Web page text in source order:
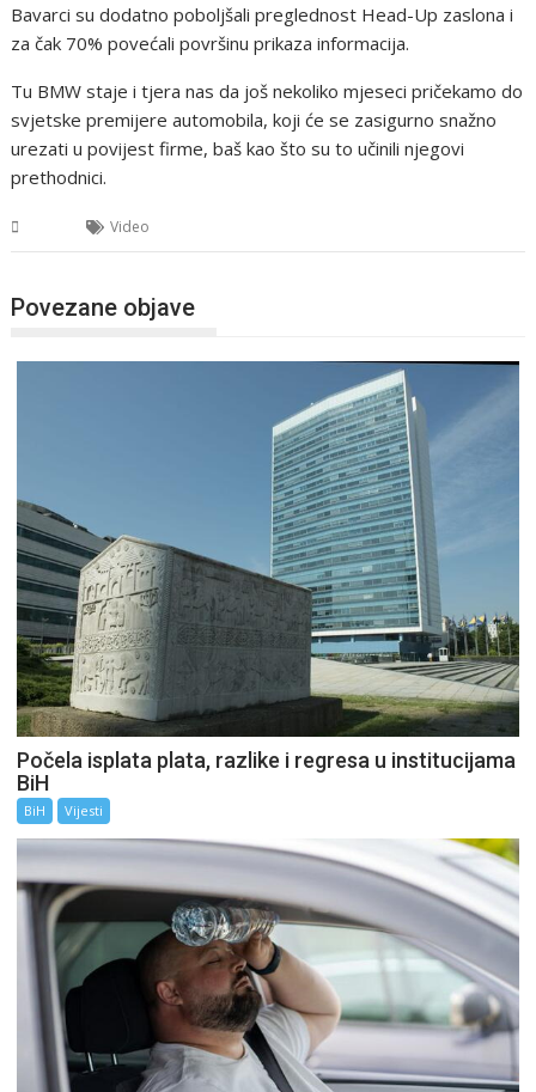
Bavarci su dodatno poboljšali preglednost Head-Up zaslona i
za čak 70% povećali površinu prikaza informacija.
Tu BMW staje i tjera nas da još nekoliko mjeseci pričekamo do
svjetske premijere automobila, koji će se zasigurno snažno
urezati u povijest firme, baš kao što su to učinili njegovi
prethodnici.
Video
Povezane objave
Počela isplata plata, razlike i regresa u institucijama
BiH
BiH Vijesti